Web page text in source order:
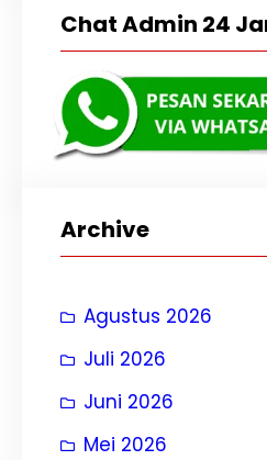
Chat Admin 24
Archive
Agustus 2026
Juli 2026
Juni 2026
Mei 2026